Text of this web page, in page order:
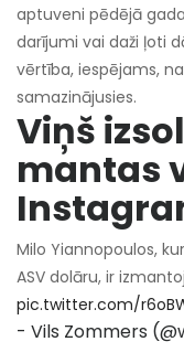
aptuveni pēdējā
darījumi vai daži ļoti
vērtība, iespējams,
samazinājusies.
Viņš
mantas
Milo Yiannopoulos,
ASV dolāru, ir
pic.twitter.com/
- Vils Zommers